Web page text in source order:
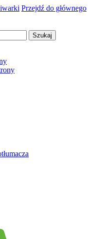
Przejdź do głównego